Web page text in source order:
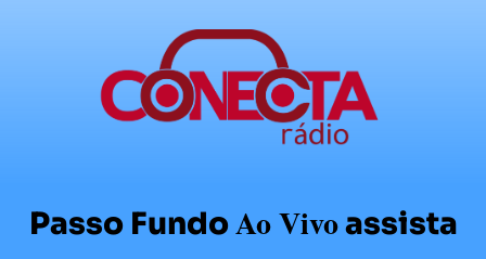
Passo FundoAo Vivoassista